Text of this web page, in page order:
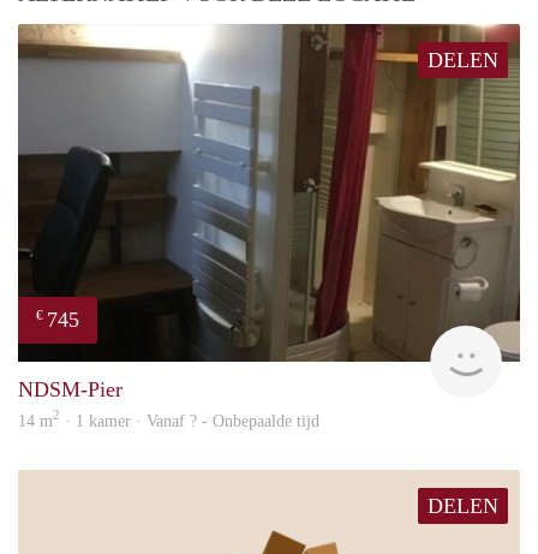
DELEN
€ 745
NDSM-Pier
14 m2 · 1 kamer · Vanaf ? - Onbepaalde tijd
DELEN